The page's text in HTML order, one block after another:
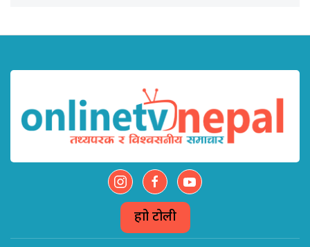
हाम्रो टोली